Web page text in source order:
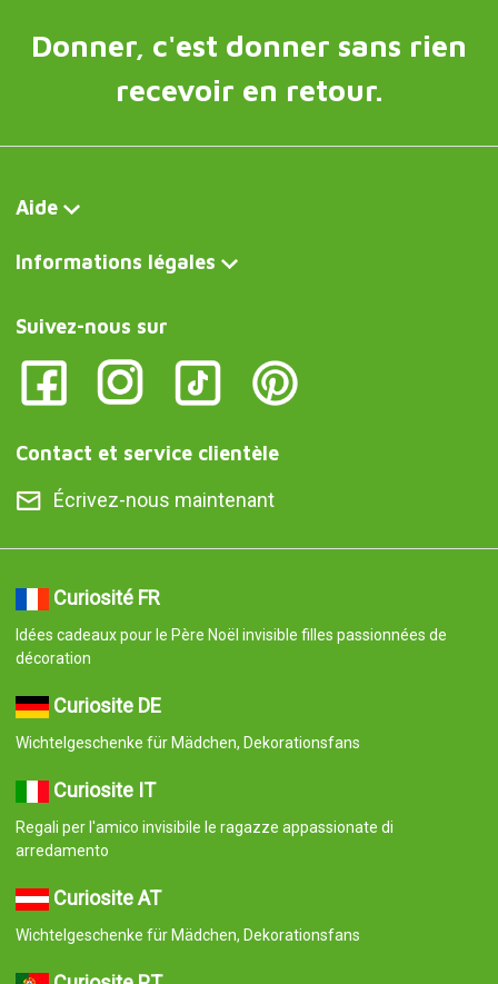
Donner, c'est donner sans rien
recevoir en retour.
Aide
Informations légales
Suivez-nous sur
Contact et service clientèle
Écrivez-nous maintenant
Curiosité FR
Idées cadeaux pour le Père Noël invisible filles passionnées de
décoration
Curiosite DE
Wichtelgeschenke für Mädchen, Dekorationsfans
Curiosite IT
Regali per l'amico invisibile le ragazze appassionate di
arredamento
Curiosite AT
Wichtelgeschenke für Mädchen, Dekorationsfans